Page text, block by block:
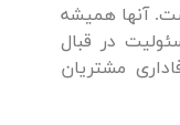
آنها همیشه
در قبال
مشتریان